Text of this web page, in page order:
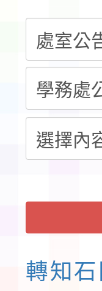
「
錦標
域)，
「
計畫
115
會活
轉知